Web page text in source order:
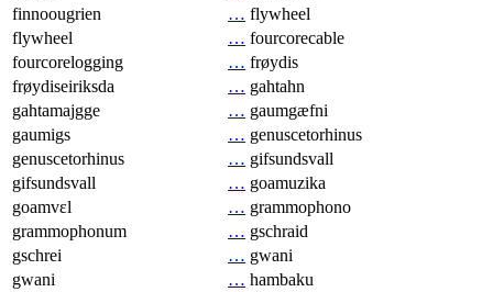
finnoougrien
… flywheel
flywheel
… fourcorecable
fourcorelogging
… frøydis
frøydiseiriksda
… gahtahn
gahtamajgge
… gaumgæfni
gaumigs
… genuscetorhinus
genuscetorhinus
… gifsundsvall
gifsundsvall
… goamuzika
goamvɛl
… grammophono
grammophonum
… gschraid
gschrei
… gwani
gwani
… hambaku